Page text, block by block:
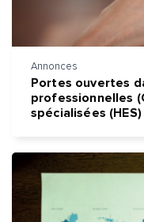
Annonces
Portes ouvertes
professionnelles
spécialisées